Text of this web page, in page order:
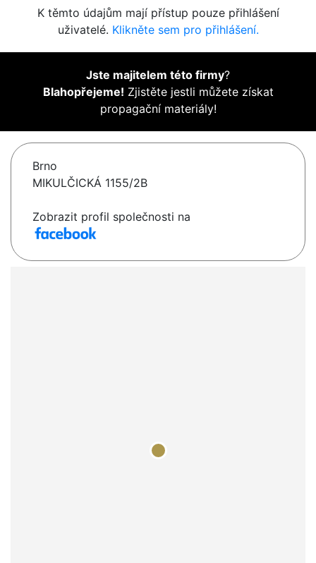
K těmto údajům mají přístup pouze přihlášení
uživatelé. Klikněte sem pro přihlášení.
Jste majitelem této firmy?
Blahopřejeme! Zjistěte jestli můžete získat
propagační materiály!
Brno
MIKULČICKÁ 1155/2B
Zobrazit profil společnosti na